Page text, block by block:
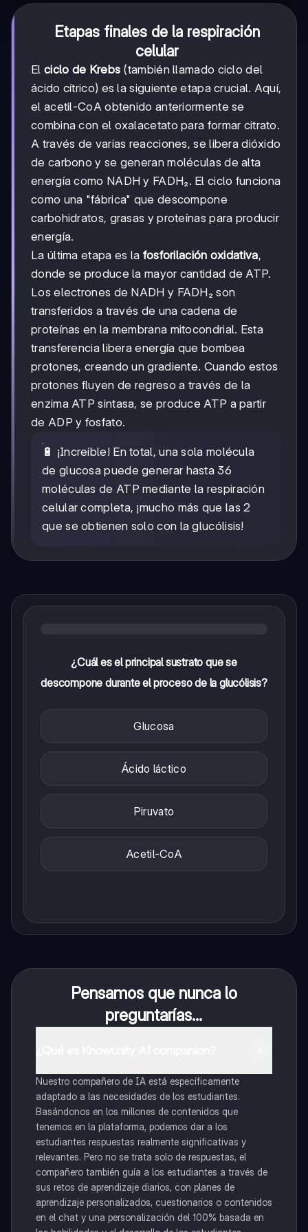
Etapas finales de la respiración
celular
El ciclo de Krebs (también llamado ciclo del
ácido cítrico) es la siguiente etapa crucial. Aquí,
el acetil-CoA obtenido anteriormente se
combina con el oxalacetato para formar citrato.
A través de varias reacciones, se libera dióxido
de carbono y se generan moléculas de alta
energía como NADH y FADH₂. El ciclo funciona
como una "fábrica" que descompone
carbohidratos, grasas y proteínas para producir
energía.
La última etapa es la fosforilación oxidativa,
donde se produce la mayor cantidad de ATP.
Los electrones de NADH y FADH₂ son
transferidos a través de una cadena de
proteínas en la membrana mitocondrial. Esta
transferencia libera energía que bombea
protones, creando un gradiente. Cuando estos
protones fluyen de regreso a través de la
enzima ATP sintasa, se produce ATP a partir
de ADP y fosfato.
🔋 ¡Increíble! En total, una sola molécula
de glucosa puede generar hasta 36
moléculas de ATP mediante la respiración
celular completa, ¡mucho más que las 2
que se obtienen solo con la glucólisis!
¿Cuál es el principal sustrato que se
descompone durante el proceso de la glucólisis?
Glucosa
Ácido láctico
Piruvato
Acetil-CoA
Pensamos que nunca lo
preguntarías...
Nuestro compañero de IA está específicamente
adaptado a las necesidades de los estudiantes.
Basándonos en los millones de contenidos que
tenemos en la plataforma, podemos dar a los
estudiantes respuestas realmente significativas y
relevantes. Pero no se trata solo de respuestas, el
compañero también guía a los estudiantes a través de
sus retos de aprendizaje diarios, con planes de
aprendizaje personalizados, cuestionarios o contenidos
en el chat y una personalización del 100% basada en